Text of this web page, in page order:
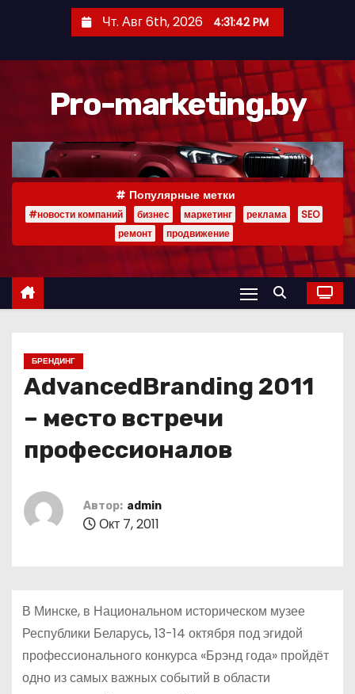
р
Чт. Авг 6th, 2026 4:31:42 PM
Pro-marketing.by
Популярные метки
#новости компаний бизнес маркетинг реклама
SEO
ремонт
продвижение
БРЕНДИНГ
AdvancedBranding 2011
– место встречи
профессионалов
Автор: admin
Окт 7, 2011
В Минске, в Национальном историческом музее
Республики Беларусь, 13-14 октября под эгидой
профессионального конкурса «Брэнд года» пройдёт
одно из самых важных событий в области